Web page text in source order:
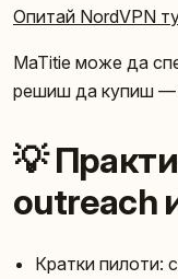
Опитай NordVPN
MaTitie може да
решиш да купиш —
💡
outreach
Кратки пилоти: